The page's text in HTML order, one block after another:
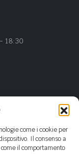
come i cookie per
Il consenso a
il comportamento
18:30